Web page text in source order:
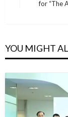
Post
for “The
YOU MIGHT